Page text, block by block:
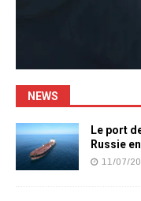
NEWS
Le port
Russie
11/07/